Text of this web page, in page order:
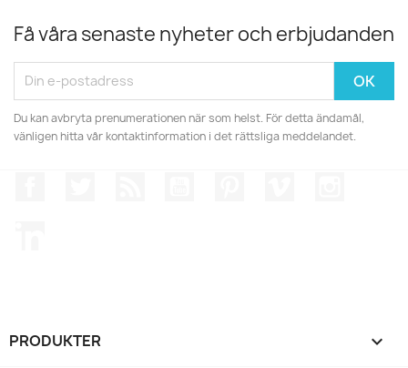
Få våra senaste nyheter och erbjudanden
Du kan avbryta prenumerationen när som helst. För detta ändamål,
vänligen hitta vår kontaktinformation i det rättsliga meddelandet.
PRODUKTER 